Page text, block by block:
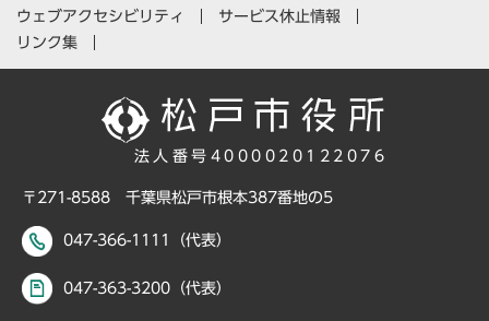
ウェブアクセシビリティ
サービス休止情報
リンク集
法人番号4000020122076
〒271-8588 千葉県松戸市根本387番地の5
047-366-1111（代表）
047-363-3200（代表）